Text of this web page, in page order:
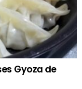
Gyoza de